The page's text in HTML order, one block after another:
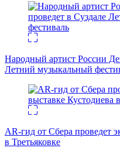
Народный артист России
Летний музыкальный
AR-гид от Сбера проведет
в Третьяковке